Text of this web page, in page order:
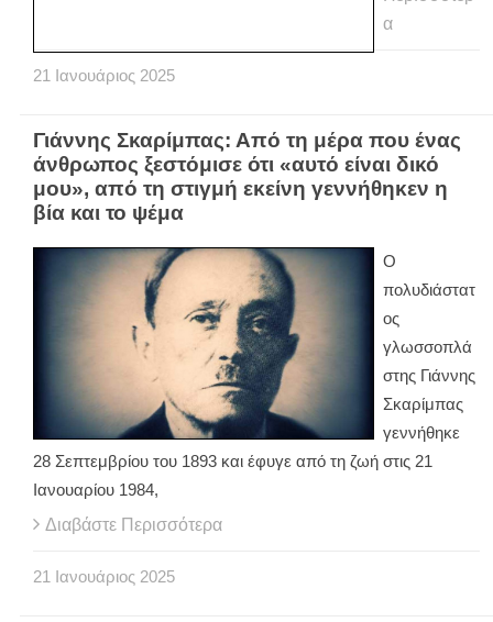
α
21 Ιανουάριος 2025
Γιάννης Σκαρίμπας: Από τη μέρα που ένας
άνθρωπος ξεστόμισε ότι «αυτό είναι δικό
μου», από τη στιγμή εκείνη γεννήθηκεν η
βία και το ψέμα
Ο
πολυδιάστατ
ος
γλωσσοπλά
στης Γιάννης
Σκαρίμπας
γεννήθηκε
28 Σεπτεμβρίου του 1893 και έφυγε από τη ζωή στις 21
Ιανουαρίου 1984,
Διαβάστε Περισσότερα
21 Ιανουάριος 2025